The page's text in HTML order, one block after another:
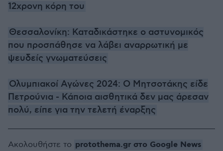
12χρονη κόρη του
Θεσσαλονίκη: Καταδικάστηκε ο αστυνομικός
που προσπάθησε να λάβει αναρρωτική με
ψευδείς γνωματεύσεις
Ολυμπιακοί Αγώνες 2024: Ο Μητσοτάκης είδε
Πετρούνια - Κάποια αισθητικά δεν μας άρεσαν
πολύ, είπε για την τελετή έναρξης
Ακολουθήστε το protothema.gr στο Google News